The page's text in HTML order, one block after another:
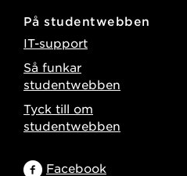
På studentwebben
IT-support
Så funkar
studentwebben
Tyck till om
studentwebben
Facebook